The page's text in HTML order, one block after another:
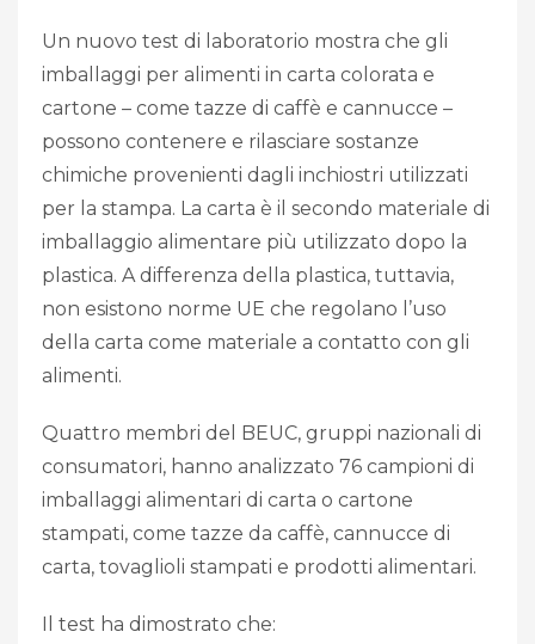
Un nuovo test di laboratorio mostra che gli
imballaggi per alimenti in carta colorata e
cartone – come tazze di caffè e cannucce –
possono contenere e rilasciare sostanze
chimiche provenienti dagli inchiostri utilizzati
per la stampa. La carta è il secondo materiale di
imballaggio alimentare più utilizzato dopo la
plastica. A differenza della plastica, tuttavia,
non esistono norme UE che regolano l’uso
della carta come materiale a contatto con gli
alimenti.
Quattro membri del BEUC, gruppi nazionali di
consumatori, hanno analizzato 76 campioni di
imballaggi alimentari di carta o cartone
stampati, come tazze da caffè, cannucce di
carta, tovaglioli stampati e prodotti alimentari.
Il test ha dimostrato che: